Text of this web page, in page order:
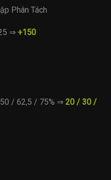
Phân Tách
⇒ +150
/ 62,5 / 75% ⇒ 20 / 30 /